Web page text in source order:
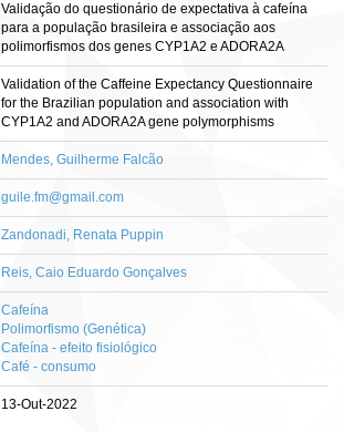
Validação do questionário de expectativa à cafeína
para a população brasileira e associação aos
polimorfismos dos genes CYP1A2 e ADORA2A
Validation of the Caffeine Expectancy Questionnaire
for the Brazilian population and association with
CYP1A2 and ADORA2A gene polymorphisms
Mendes, Guilherme Falcão
guile.fm@gmail.com
Zandonadi, Renata Puppin
Reis, Caio Eduardo Gonçalves
Cafeína
Polimorfismo (Genética)
Cafeína - efeito fisiológico
Café - consumo
13-Out-2022